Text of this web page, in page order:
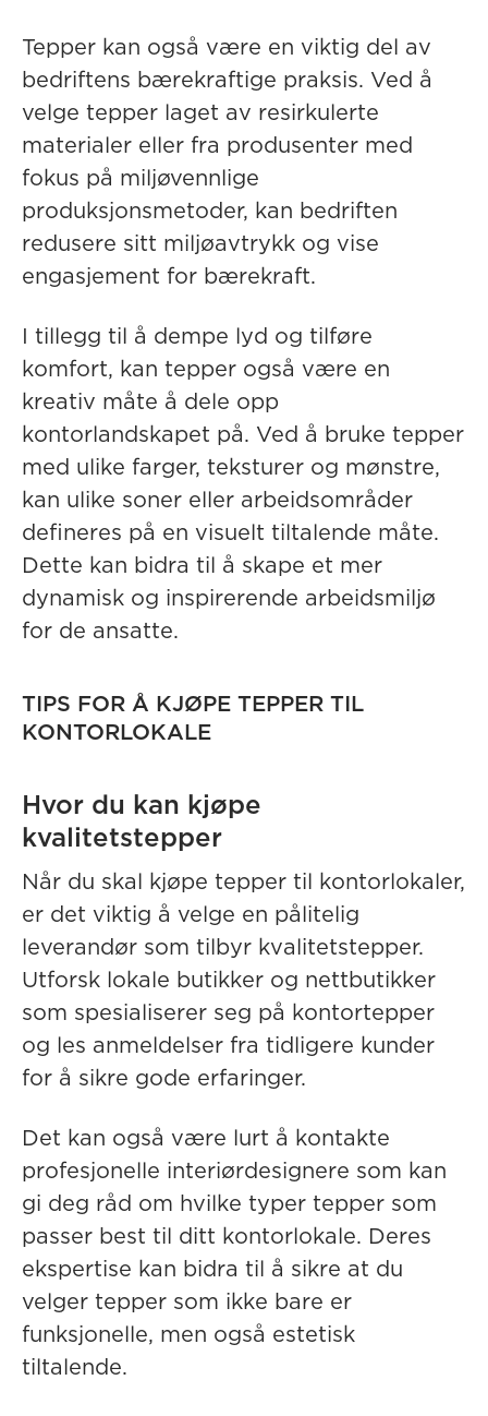
Tepper kan også være en viktig del av
bedriftens bærekraftige praksis. Ved å
velge tepper laget av resirkulerte
materialer eller fra produsenter med
fokus på miljøvennlige
produksjonsmetoder, kan bedriften
redusere sitt miljøavtrykk og vise
engasjement for bærekraft.
I tillegg til å dempe lyd og tilføre
komfort, kan tepper også være en
kreativ måte å dele opp
kontorlandskapet på. Ved å bruke tepper
med ulike farger, teksturer og mønstre,
kan ulike soner eller arbeidsområder
defineres på en visuelt tiltalende måte.
Dette kan bidra til å skape et mer
dynamisk og inspirerende arbeidsmiljø
for de ansatte.
TIPS FOR Å KJØPE TEPPER TIL
KONTORLOKALE
Hvor du kan kjøpe
kvalitetstepper
Når du skal kjøpe tepper til kontorlokaler,
er det viktig å velge en pålitelig
leverandør som tilbyr kvalitetstepper.
Utforsk lokale butikker og nettbutikker
som spesialiserer seg på kontortepper
og les anmeldelser fra tidligere kunder
for å sikre gode erfaringer.
Det kan også være lurt å kontakte
profesjonelle interiørdesignere som kan
gi deg råd om hvilke typer tepper som
passer best til ditt kontorlokale. Deres
ekspertise kan bidra til å sikre at du
velger tepper som ikke bare er
funksjonelle, men også estetisk
tiltalende.